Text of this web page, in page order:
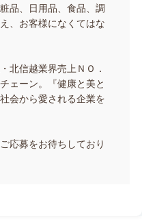
品、日用品、食品、調
、お客様になくてはな
北信越業界売上ＮＯ．
ェーン。『健康と美と
会から愛される企業を
応募をお待ちしており